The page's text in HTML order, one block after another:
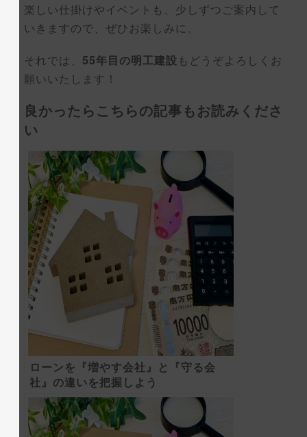
楽しい仕掛けやイベントも、少しずつご案内して
いきますので、ぜひお楽しみに。
それでは、 55年目の明工建設 もどうぞよろしくお
願いいたします！
良かったらこちらの記事もお読みくださ
い
ローンを『増やす会社』と『守る会
社』の違いを把握しよう